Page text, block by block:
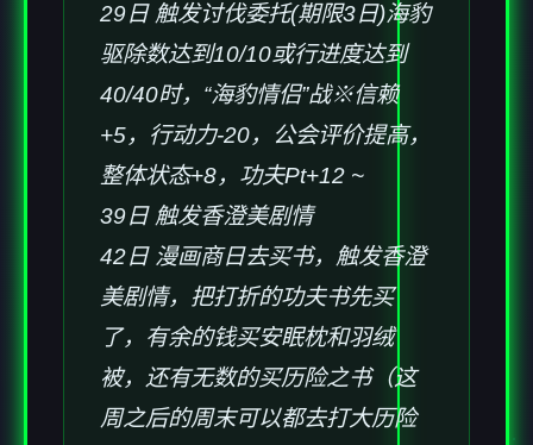
29日 触发讨伐委托(期限3日)海豹
驱除数达到10/10或行进度达到
40/40时，“海豹情侣”战※信赖
+5，行动力-20，公会评价提高，
整体状态+8，功夫Pt+12 ~
39日 触发香澄美剧情
42日 漫画商日去买书，触发香澄
美剧情，把打折的功夫书先买
了，有余的钱买安眠枕和羽绒
被，还有无数的买历险之书（这
周之后的周末可以都去打大历险